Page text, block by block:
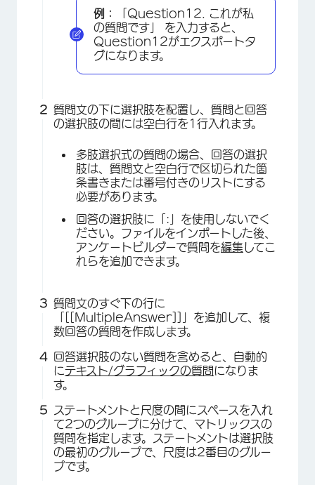
例：
「Question12. これが私
の質問です」 を入力すると、
Question12がエクスポートタ
グになります。
質問文の下に選択肢を配置し、質問と回答
の選択肢の間には空白行を1行入れます。
多肢選択式の質問の場合、回答の選択
肢は、質問文と空白行で区切られた箇
条書きまたは番号付きのリストにする
必要があります。
回答の選択肢に「:」を使用しないでく
ださい。ファイルをインポートした後、
アンケートビルダーで質問を編集してこ
れらを追加できます。
質問文のすぐ下の行に
「[[MultipleAnswer]]」を追加して、複
数回答の質問を作成します。
回答選択肢のない質問を含めると、自動的
にテキスト/グラフィックの質問になりま
す。
ステートメントと尺度の間にスペースを入れ
て2つのグループに分けて、マトリックスの
質問を指定します。ステートメントは選択肢
の最初のグループで、尺度は2番目のグルー
プです。